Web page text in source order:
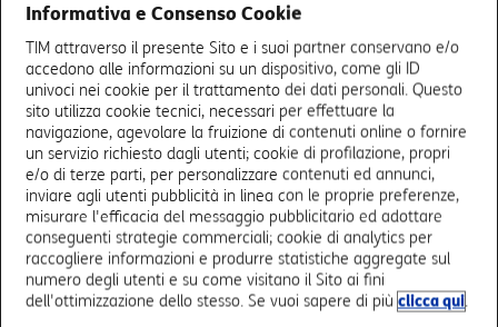
Variazione Rappresentante Legale
Nomina Referente Commerciale
Nomina Referente Holding Fisso Mobile
Richiesta dati di traffico aziendale
Subentro
Informativa e Consenso Cookie
TIM attraverso il presente Sito e i suoi partner conservano e/o
accedono alle informazioni su un dispositivo, come gli ID
univoci nei cookie per il trattamento dei dati personali. Questo
sito utilizza cookie tecnici, necessari per effettuare la
navigazione, agevolare la fruizione di contenuti online o fornire
un servizio richiesto dagli utenti; cookie di profilazione, propri
e/o di terze parti, per personalizzare contenuti ed annunci,
inviare agli utenti pubblicità in linea con le proprie preferenze,
misurare l'efficacia del messaggio pubblicitario ed adottare
conseguenti strategie commerciali; cookie di analytics per
raccogliere informazioni e produrre statistiche aggregate sul
numero degli utenti e su come visitano il Sito ai fini
dell'ottimizzazione dello stesso. Se vuoi sapere di più clicca qui.